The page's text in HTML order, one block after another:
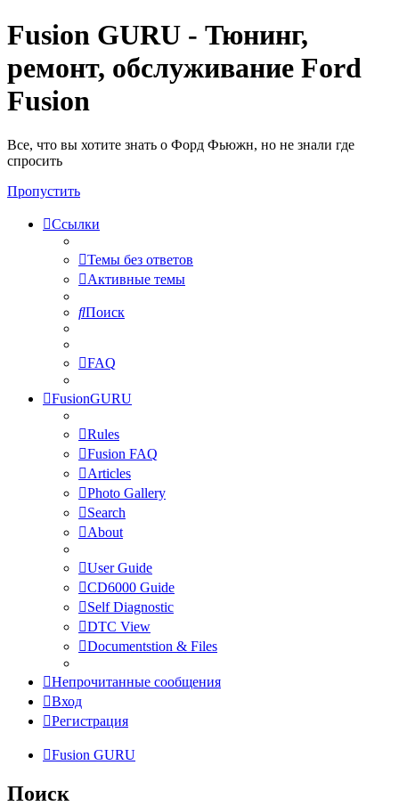
Fusion GURU - Тюнинг,
ремонт, обслуживание Ford
Fusion
Все, что вы хотите знать о Форд Фьюжн, но не знали где
спросить
Пропустить
Ссылки
Темы без ответов
Активные темы
Поиск
FAQ
FusionGURU
Rules
Fusion FAQ
Articles
Photo Gallery
Search
About
User Guide
CD6000 Guide
Self Diagnostic
DTC View
Documentstion & Files
Непрочитанные сообщения
Вход
Регистрация
Fusion GURU
Поиск